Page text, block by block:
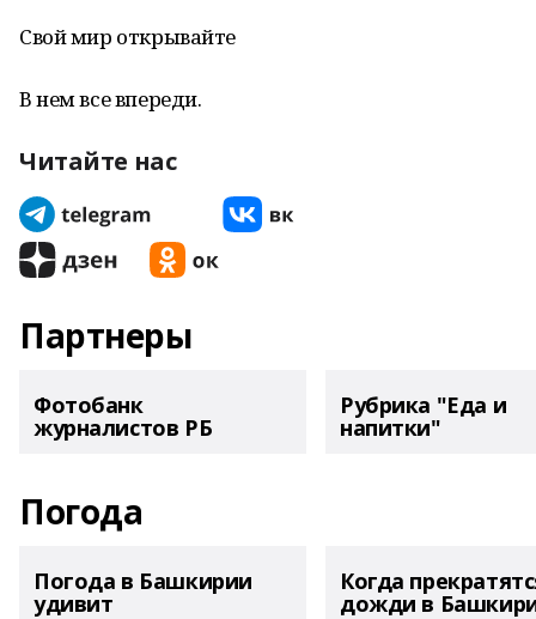
Свой мир открывайте
В нем все впереди.
Читайте нас
Партнеры
Фотобанк
журналистов РБ
Рубрика "Еда и
напитки"
Погода
Погода в Башкирии
удивит
Когда
дожди в